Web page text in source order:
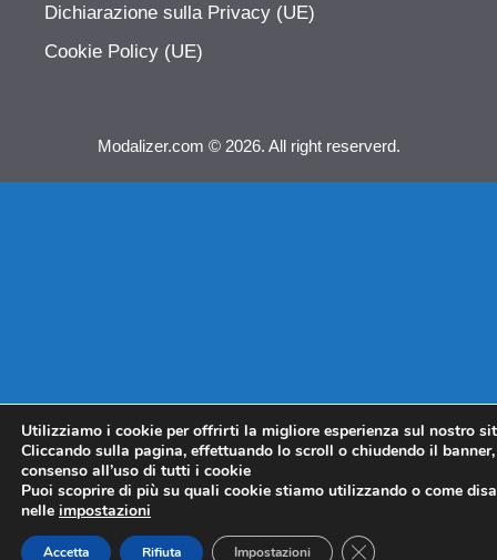
Dichiarazione sulla Privacy (UE)
Cookie Policy (UE)
Modalizer.com © 2026. All right reserverd.
Utilizziamo i cookie per offrirti la migliore esperienza sul nostro
Cliccando sulla pagina, effettuando lo scroll o chiudendo il
consenso all’uso di tutti i cookie
Puoi scoprire di più su quali cookie stiamo utilizzando o come
nelle impostazioni
Accetta Rifiuta Impostazioni CLOSE GDPR